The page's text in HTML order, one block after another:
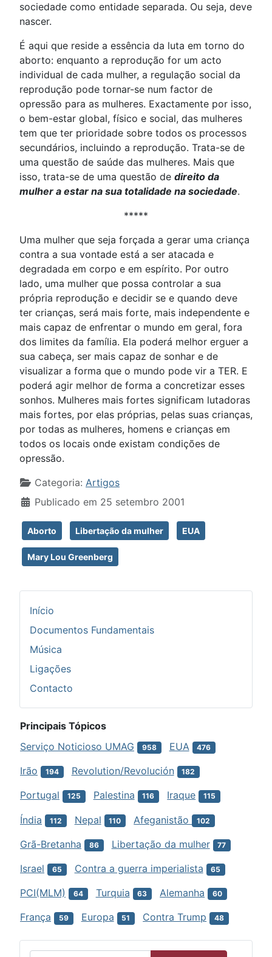
sociedade como entidade separada. Ou seja, deve
nascer.
É aqui que reside a essência da luta em torno do
aborto: enquanto a reprodução for um acto
individual de cada mulher, a regulação social da
reprodução pode tornar-se num factor de
opressão para as mulheres. Exactamente por isso,
o bem-estar global, físico e social, das mulheres
tem que ter prioridade sobre todos os processos
secundários, incluindo a reprodução. Trata-se de
uma questão de saúde das mulheres. Mais que
isso, trata-se de uma questão de direito da
mulher a estar na sua totalidade na sociedade.
*****
Uma mulher que seja forçada a gerar uma criança
contra a sua vontade está a ser atacada e
degradada em corpo e em espírito. Por outro
lado, uma mulher que possa controlar a sua
própria reprodução e decidir se e quando deve
ter crianças, será mais forte, mais independente e
mais capaz de enfrentar o mundo em geral, fora
dos limites da família. Ela poderá melhor erguer a
sua cabeça, ser mais capaz de sonhar e de
visualizar a forma que o mundo pode vir a TER. E
poderá agir melhor de forma a concretizar esses
sonhos. Mulheres mais fortes significam lutadoras
mais fortes, por elas próprias, pelas suas crianças,
por todas as mulheres, homens e crianças em
todos os locais onde existam condições de
opressão.
Detalhes
Categoria: Artigos
Publicado em 25 setembro 2001
Aborto Libertação da mulher EUA
Mary Lou Greenberg
Início
Documentos Fundamentais
Música
Ligações
Contacto
Principais Tópicos
Serviço Noticioso UMAG
958 EUA 476
Irão 194 Revolution/Revolución 182
Portugal 125 Palestina 116 Iraque 115
Índia 112 Nepal 110 Afeganistão 102
Grã-Bretanha 86 Libertação da mulher 77
Israel 65 Contra a guerra imperialista 65
PCI(MLM) 64 Turquia 63 Alemanha 60
França 59 Europa 51 Contra Trump 48